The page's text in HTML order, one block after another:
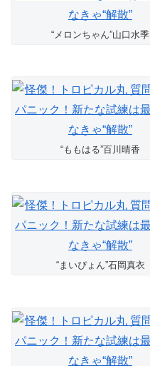
“メロンちゃん”山口水季
“ももはる”百川晴香
“まいぴょん”石岡真衣